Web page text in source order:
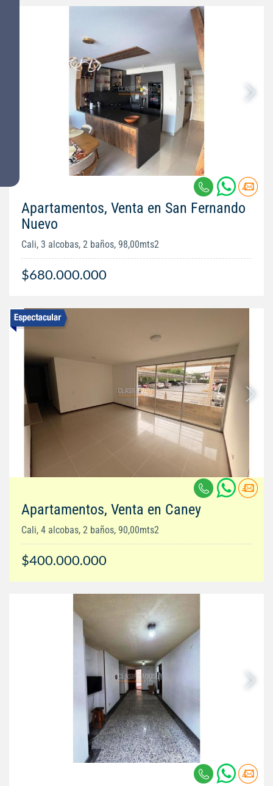
Apartamentos, Venta en San Fernando
Nuevo
Cali, 3 alcobas, 2 baños, 98,00mts2
$680.000.000
Apartamentos, Venta en Caney
Cali, 4 alcobas, 2 baños, 90,00mts2
$400.000.000